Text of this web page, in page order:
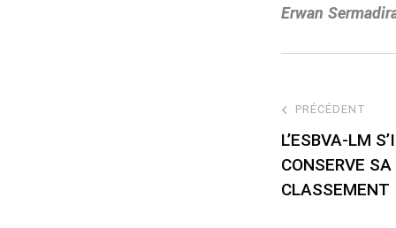
Erwan
PRÉCÉDENT
L’ESBVA-LM
CONSERVE
CLASSEMENT